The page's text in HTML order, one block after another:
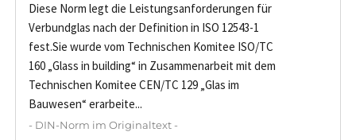
Diese Norm legt die Leistungsanforderungen für
Verbundglas nach der Definition in ISO 12543-1
fest.Sie wurde vom Technischen Komitee ISO/TC
160 „Glass in building“ in Zusammenarbeit mit dem
Technischen Komitee CEN/TC 129 „Glas im
Bauwesen“ erarbeite...
- DIN-Norm im Originaltext -